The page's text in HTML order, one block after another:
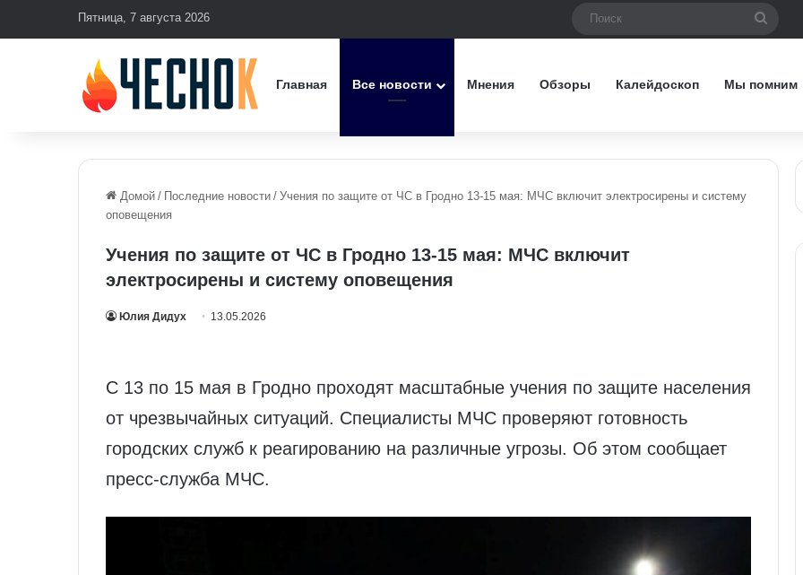
Пятница, 7 августа 2026
Главная Все новости Мнения Обзоры Калейдоскоп Мы помним
Домой / Последние новости / Учения по защите от ЧС в Гродно 13-15 мая: МЧС включит электросирены и систему
оповещения
Учения по защите от ЧС в Гродно 13-15 мая: МЧС включит
электросирены и систему оповещения
Юлия Дидух 13.05.2026
С 13 по 15 мая в Гродно проходят масштабные учения по защите населения
от чрезвычайных ситуаций. Специалисты МЧС проверяют готовность
городских служб к реагированию на различные угрозы. Об этом сообщает
пресс-служба МЧС.